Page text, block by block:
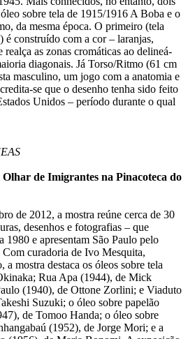
sobre tela de 1915/1916 A Boba e o
da mesma época. O primeiro (tela
é construído com a cor – laranjas,
realça as zonas cromáticas ao delineá-
diagonais. Já Torso/Ritmo (61 cm
masculino, um jogo com a anatomia e
se que o desenho tenha sido feito
Unidos – período durante o qual
de Imigrantes na Pinacoteca do
de 2012, a mostra reúne cerca de 30
desenhos e fotografias – que
1980 e apresentam São Paulo pelo
curadoria de Ivo Mesquita,
mostra destaca os óleos sobre tela
Rua Apa (1944), de Mick
(1940), de Ottone Zorlini; e Viaduto
Suzuki; o óleo sobre papelão
de Tomoo Handa; o óleo sobre
(1952), de Jorge Mori; e a